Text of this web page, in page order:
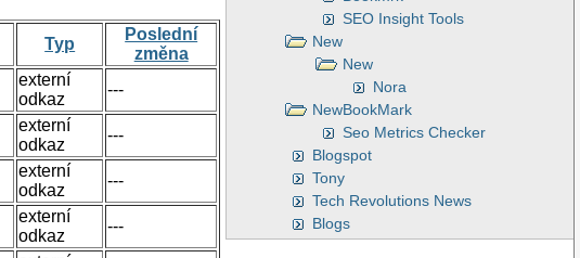
SEO Insight Tools
New
New
Nora
NewBookMark
Seo Metrics Checker
Blogspot
Tony
Tech Revolutions News
Blogs
Typ
Poslední
změna
externí
odkaz
---
externí
odkaz
---
externí
odkaz
---
externí
odkaz
---